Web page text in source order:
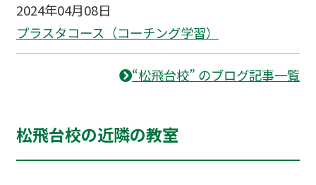
2024年04月08日
プラスタコース（コーチング学習）
“松飛台校” のブログ記事一覧
松飛台校の近隣の教室